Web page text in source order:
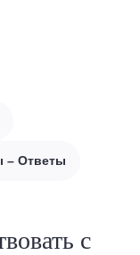
– Ответы
с